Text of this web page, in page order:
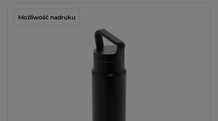
Możliwość nadruku